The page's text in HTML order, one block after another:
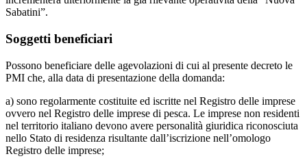
Sabatini”.
Soggetti beneficiari
Possono beneficiare delle agevolazioni di cui al presente decreto le
PMI che, alla data di presentazione della domanda:
a) sono regolarmente costituite ed iscritte nel Registro delle imprese
ovvero nel Registro delle imprese di pesca. Le imprese non residenti
nel territorio italiano devono avere personalità giuridica riconosciuta
nello Stato di residenza risultante dall’iscrizione nell’omologo
Registro delle imprese;